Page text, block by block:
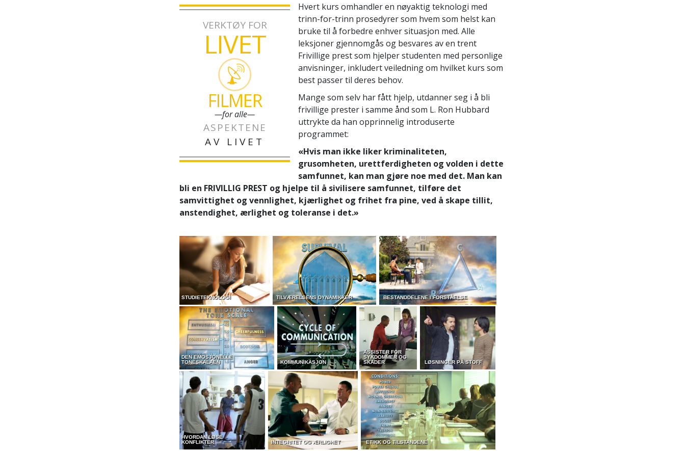
VERKTØY FOR
LIVET
FILMER
—for alle—
ASPEKTENE
AV LIVET
Hvert kurs omhandler en nøyaktig teknologi med
trinn-for-trinn prosedyrer som hvem som helst kan
bruke til å forbedre enhver situasjon med. Alle
leksjoner gjennomgås og besvares av en trent
Frivillige prest som hjelper studenten med personlige
anvisninger, inkludert veiledning om hvilket kurs som
best passer til deres behov.
Mange som selv har fått hjelp, utdanner seg i å bli
frivillige prester i samme ånd som L. Ron Hubbard
uttrykte da han opprinnelig introduserte
programmet:
«Hvis man ikke liker kriminaliteten,
grusomheten, urettferdigheten og volden i dette
samfunnet, kan man gjøre noe med det. Man kan
bli en FRIVILLIG PREST og hjelpe til å sivilisere samfunnet, tilføre det
samvittighet og vennlighet, kjærlighet og frihet fra pine, ved å skape tillit,
anstendighet, ærlighet og toleranse i det.»
STUDIETEKNOLOGI TILVÆRELSENS DYNAMIKKER BESTANDDELENE I FORSTÅELSE
DEN EMOSJONELLE
TONESKALAEN
KOMMUNIKASJON
ASSISTER FOR
SYKDOMMER OG
SKADER
LØSNINGER PÅ STOFF
HVORDAN LØSE
KONFLIKTER
INTEGRITET OG ÆRLIGHET ETIKK OG TILSTANDENE